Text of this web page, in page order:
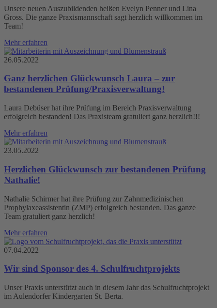
Unsere neuen Auszubildenden heißen Evelyn Penner und Lina
Gross. Die ganze Praxismannschaft sagt herzlich willkommen im
Team!
Mehr erfahren
26.05.2022
Ganz herzlichen Glückwunsch Laura – zur
bestandenen Prüfung/Praxisverwaltung!
Laura Debüser hat ihre Prüfung im Bereich Praxisverwaltung
erfolgreich bestanden! Das Praxisteam gratuliert ganz herzlich!!!
Mehr erfahren
23.05.2022
Herzlichen Glückwunsch zur bestandenen Prüfung
Nathalie!
Nathalie Schirmer hat ihre Prüfung zur Zahnmedizinischen
Prophylaxeassistentin (ZMP) erfolgreich bestanden. Das ganze
Team gratuliert ganz herzlich!
Mehr erfahren
07.04.2022
Wir sind Sponsor des 4. Schulfruchtprojekts
Unser Praxis unterstützt auch in diesem Jahr das Schulfruchtprojekt
im Aulendorfer Kindergarten St. Berta.